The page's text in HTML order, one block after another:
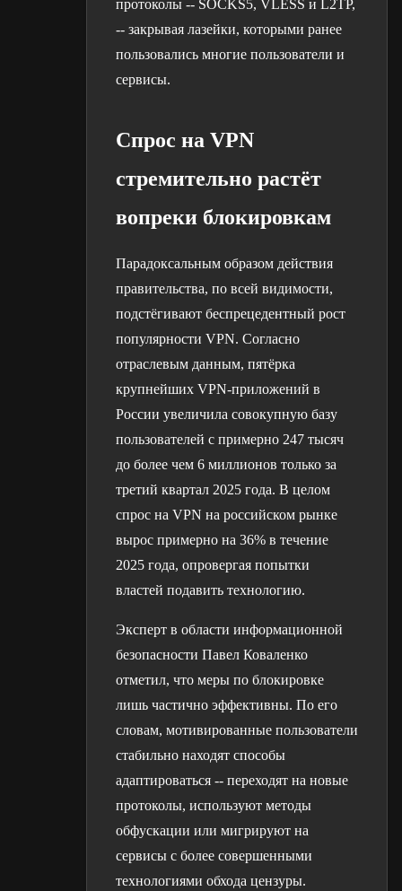
протоколы -- SOCKS5, VLESS и L2TP,
-- закрывая лазейки, которыми ранее
пользовались многие пользователи и
сервисы.
Спрос на VPN
стремительно растёт
вопреки блокировкам
Парадоксальным образом действия
правительства, по всей видимости,
подстёгивают беспрецедентный рост
популярности VPN. Согласно
отраслевым данным, пятёрка
крупнейших VPN-приложений в
России увеличила совокупную базу
пользователей с примерно 247 тысяч
до более чем 6 миллионов только за
третий квартал 2025 года. В целом
спрос на VPN на российском рынке
вырос примерно на 36% в течение
2025 года, опровергая попытки
властей подавить технологию.
Эксперт в области информационной
безопасности Павел Коваленко
отметил, что меры по блокировке
лишь частично эффективны. По его
словам, мотивированные пользователи
стабильно находят способы
адаптироваться -- переходят на новые
протоколы, используют методы
обфускации или мигрируют на
сервисы с более совершенными
технологиями обхода цензуры.